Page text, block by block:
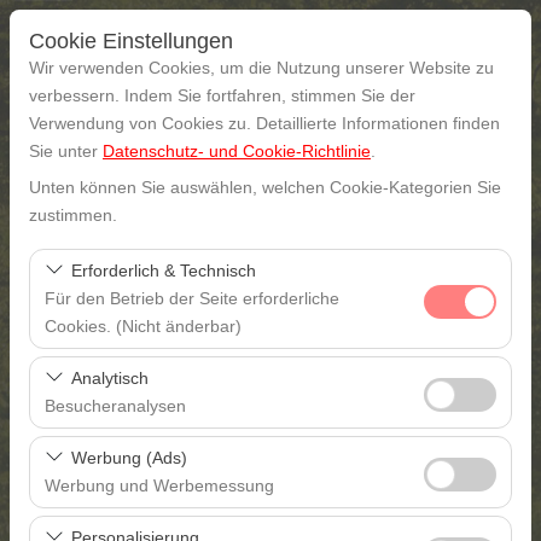
Cookie Einstellungen
Wir verwenden Cookies, um die Nutzung unserer Website zu
verbessern. Indem Sie fortfahren, stimmen Sie der
Verwendung von Cookies zu. Detaillierte Informationen finden
Sie unter Datenschutz- und Cookie-Richtlinie
Unten können Sie auswählen, welchen Cookie-Kategorien Sie
zustimmen.
Erforderlich & Technisch
Für den Betrieb der Seite erforderliche
Cookies. (Nicht änderbar)
Diese Cookies sind für das ordnungsgemäße
Funktionieren der Website, die Sicherheit, die
Sitzungsverwaltung und grundlegende Funktionen
erforderlich. Sie können nicht deaktiviert werden.
Analytisch
Besucheranalysen
Diese Cookies ermöglichen es uns, zu analysieren, wie
unsere Website genutzt wird (Besucherzahl,
meistbesuchte Seiten, Nutzerverhalten). Diese Daten
werden verwendet, um die Leistung der Website zu
Werbung (Ads)
Werbung und Werbemessung
Diese Cookies ermöglichen es uns, Ihnen auf Ihre
Abholstation
Gaziantep
Eine andere Rückgabestation auswählen
Abholdatum & Zeit
Rückgabedatum & Zeit